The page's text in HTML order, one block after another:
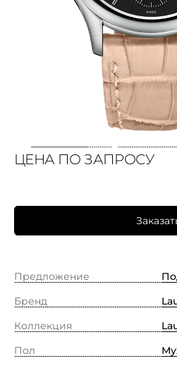
ЦЕНА ПО ЗАПРОСУ
Предложение
Бренд
Коллекция
Пол